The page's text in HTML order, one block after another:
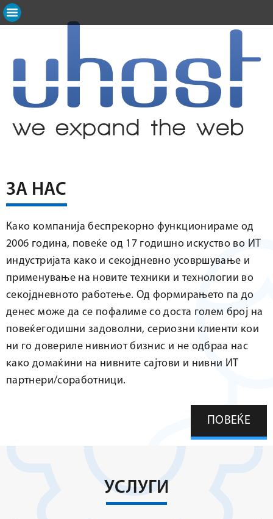
ЗА НАС
Како компанија беспрекорно функционираме од
2006 година, повеќе од 17 годишно искуство во ИТ
индустријата како и секојдневно усовршување и
применување на новите техники и технологии во
секојдневното работење. Од формирањето па до
денес може да се пофалиме со доста голем број на
повеќегодишни задоволни, сериозни клиенти кои
ни го довериле нивниот бизнис и не одбраа нас
како домаќини на нивните сајтови и нивни ИТ
партнери/соработници.
ПОВЕЌЕ
УСЛУГИ